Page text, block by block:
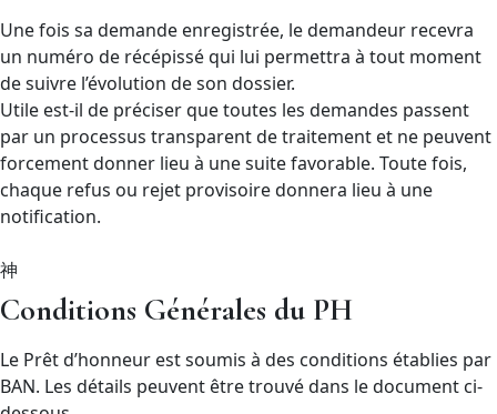
Une fois sa demande enregistrée, le demandeur recevra
un numéro de récépissé qui lui permettra à tout moment
de suivre l’évolution de son dossier.
Utile est-il de préciser que toutes les demandes passent
par un processus transparent de traitement et ne peuvent
forcement donner lieu à une suite favorable. Toute fois,
chaque refus ou rejet provisoire donnera lieu à une
notification.
Conditions Générales du PH
Le Prêt d’honneur est soumis à des conditions établies par
BAN. Les détails peuvent être trouvé dans le document ci-